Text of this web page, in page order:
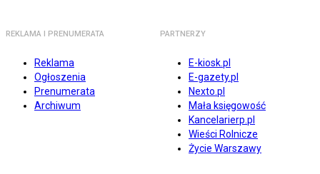
REKLAMA I PRENUMERATA
Reklama
Ogłoszenia
Prenumerata
Archiwum
PARTNERZY
E-kiosk.pl
E-gazety.pl
Nexto.pl
Mała księgowość
Kancelarierp.pl
Wieści Rolnicze
Życie Warszawy